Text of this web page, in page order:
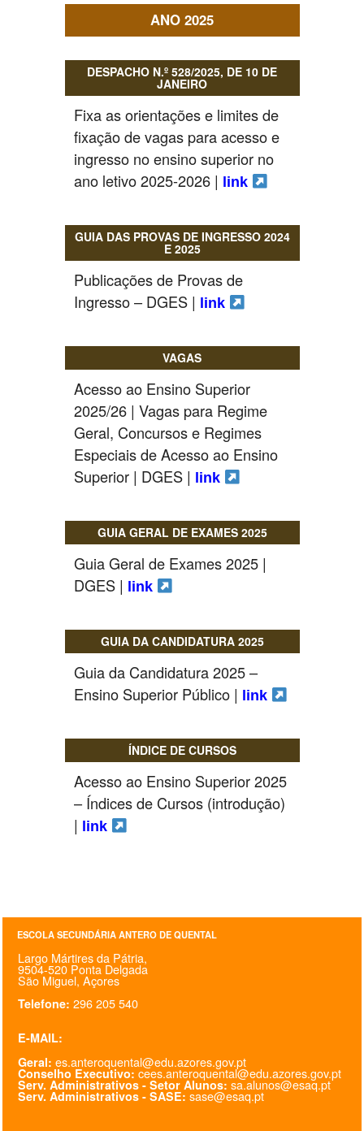
ANO 2025
DESPACHO N.º 528/2025, DE 10 DE
JANEIRO
Fixa as orientações e limites de
fixação de vagas para acesso e
ingresso no ensino superior no
ano letivo 2025-2026 | link
GUIA DAS PROVAS DE INGRESSO 2024
E 2025
Publicações de Provas de
Ingresso – DGES | link
VAGAS
Acesso ao Ensino Superior
2025/26 | Vagas para Regime
Geral, Concursos e Regimes
Especiais de Acesso ao Ensino
Superior | DGES | link
GUIA GERAL DE EXAMES 2025
Guia Geral de Exames 2025 |
DGES | link
GUIA DA CANDIDATURA 2025
Guia da Candidatura 2025 –
Ensino Superior Público | link
ÍNDICE DE CURSOS
Acesso ao Ensino Superior 2025
– Índices de Cursos (introdução)
| link
ESCOLA SECUNDÁRIA ANTERO DE QUENTAL
Largo Mártires da Pátria,
9504-520 Ponta Delgada
São Miguel, Açores
Telefone: 296 205 540
E-MAIL:
Geral: es.anteroquental@edu.azores.gov.pt
Conselho Executivo: cees.anteroquental@edu.azores.gov.pt
Serv. Administrativos - Setor Alunos: sa.alunos@esaq.pt
Serv. Administrativos - SASE: sase@esaq.pt